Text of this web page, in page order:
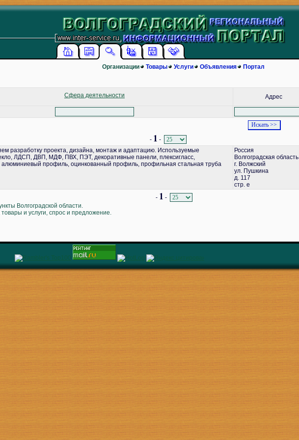
Организации Товары Услуги Объявления Портал
Сфера деятельности Адрес
- 1 -
разработку проекта, дизайна, монтаж и адаптацию. Используемые
ЛДСП, ДВП, МДФ, ПВХ, ПЭТ, декоративные панели, плексигласс,
профиль, оцинкованный профиль, профильная стальная труба
Россия
Волгоградская область
г. Волжский
ул. Пушкина
д. 117
стр. е
- 1 -
Волгоградской области.
и услуги, спрос и предложение.